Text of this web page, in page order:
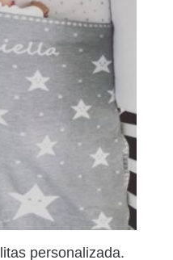
personalizada.